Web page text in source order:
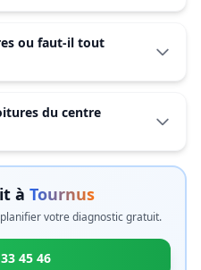
ou faut-il tout
du centre
à Tournus
votre diagnostic gratuit.
45 46